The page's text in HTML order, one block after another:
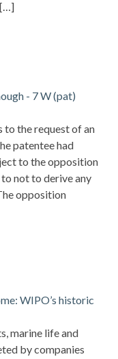
[…]
- 7 W (pat)
the request of an
patentee had
to the opposition
not to derive any
opposition
WIPO’s historic
marine life and
by companies